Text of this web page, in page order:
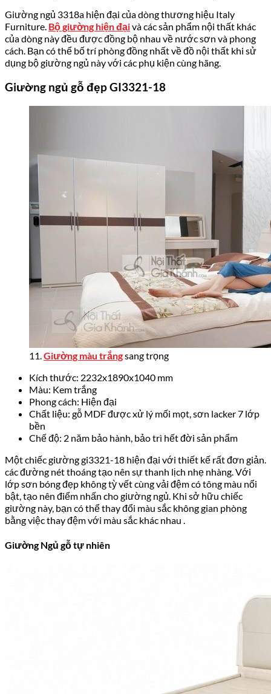
Giường ngủ 3318a hiện đại của dòng thương hiệu Italy
Furniture. Bộ giường hiện đạivà các sản phẩm nội thất khác
của dòng này đều được đồng bộ nhau về nước sơn và phong
cách. Bạn có thể bố trí phòng đồng nhất về đồ nội thất khi sử
dụng bộ giường ngủ này với các phụ kiện cùng hãng.
Giường ngủ gỗ đẹp GI3321-18
11. Giường màu trắngsang trọng
Kích thước: 2232x1890x1040 mm
Màu: Kem trắng
Phong cách: Hiện đại
Chất liệu: gỗ MDF được xử lý mối mọt, sơn lacker 7 lớp
bền
Chế độ: 2 năm bảo hành, bảo trì hết đời sản phẩm
Một chiếc giường gi3321-18 hiện đại với thiết kế rất đơn giản.
các đường nét thoáng tạo nên sự thanh lịch nhẹ nhàng. Với
lớp sơn bóng đẹp không tỳ vết cùng vải đệm có tông màu nổi
bật, tạo nên điểm nhấn cho giường ngủ. Khi sở hữu chiếc
giường này, bạn có thể thay đổi màu sắc không gian phòng
bằng việc thay đệm với màu sắc khác nhau .
Giường Ngủ gỗ tự nhiên